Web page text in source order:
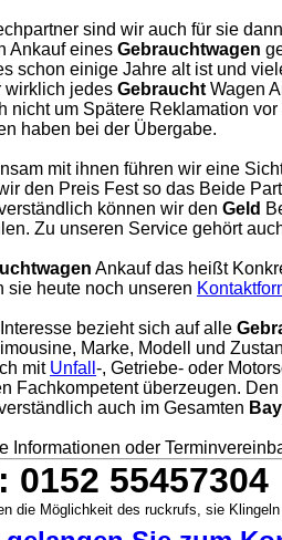
sind wir auch für sie
Ankauf eines Gebrauchtwagen
schon einige Jahre alt ist und
wirklich jedes Gebraucht Wagen
nicht um Spätere Reklamation
haben bei der Übergabe.
mit ihnen führen wir eine
den Preis Fest so das Beide
können wir den Geld
Zu unseren Service gehört
Ankauf das heißt
sie heute noch unseren
bezieht sich auf alle
Marke, Modell und
mit Unfall -, Getriebe- oder
Fachkompetent überzeugen.
auch im Gesamten
Informationen oder
0152 55457304
die Möglichkeit des ruckrufs, sie